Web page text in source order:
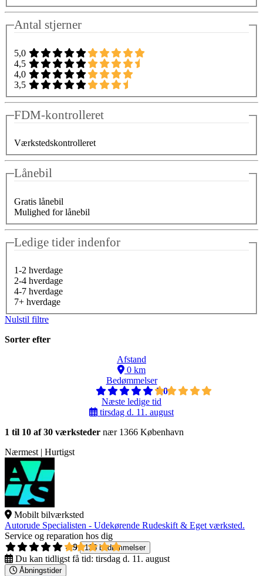
Antal stjerner
5,0
4,5
4,0
3,5
FDM-kontrolleret
Værkstedskontrolleret
Lånebil
Gratis lånebil
Mulighed for lånebil
Ledige tider indenfor
1-2 hverdage
2-4 hverdage
4-7 hverdage
7+ hverdage
Nulstil filtre
Sorter efter
Afstand
0 km
Bedømmelser
5,0
Næste ledige tid
tirsdag d. 11. august
1 til 10 af 30 værksteder nær 1366 København
Nærmest | Hurtigst
Mobilt bilværksted
Autorude Specialisten - Udekørende Rudeskift & Eget værksted.
Service og reparation hos dig
4,9
135 bedømmelser
Du kan tidligst få tid: tirsdag d. 11. august
Åbningstider